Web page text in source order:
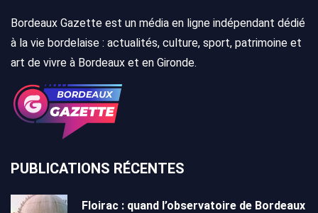
Bordeaux Gazette est un média en ligne indépendant dédié
à la vie bordelaise : actualités, culture, sport, patrimoine et
art de vivre à Bordeaux et en Gironde.
PUBLICATIONS RÉCENTES
Floirac : quand l’observatoire de Bordeaux